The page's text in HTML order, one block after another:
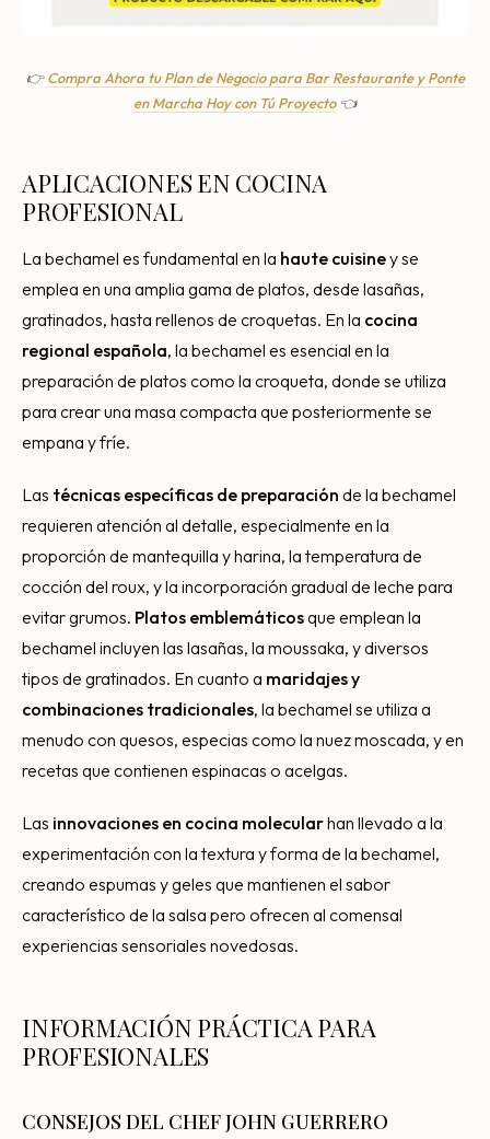
👉Compra Ahora tu Plan de Negocio para Bar Restaurante y Ponte
en Marcha Hoy con Tú Proyecto👈
APLICACIONES EN COCINA
PROFESIONAL
La bechamel es fundamental en la haute cuisiney se
emplea en una amplia gama de platos, desde lasañas,
gratinados, hasta rellenos de croquetas. En la cocina
regional española, la bechamel es esencial en la
preparación de platos como la croqueta, donde se utiliza
para crear una masa compacta que posteriormente se
empana y fríe.
Las técnicas específicas de preparación de la bechamel
requieren atención al detalle, especialmente en la
proporción de mantequilla y harina, la temperatura de
cocción del roux, y la incorporación gradual de leche para
evitar grumos. Platos emblemáticosque emplean la
bechamel incluyen las lasañas, la moussaka, y diversos
tipos de gratinados. En cuanto a maridajes y
combinaciones tradicionales, la bechamel se utiliza a
menudo con quesos, especias como la nuez moscada, y en
recetas que contienen espinacas o acelgas.
Las innovaciones en cocina molecularhan llevado a la
experimentación con la textura y forma de la bechamel,
creando espumas y geles que mantienen el sabor
característico de la salsa pero ofrecen al comensal
experiencias sensoriales novedosas.
INFORMACIÓN PRÁCTICA PARA
PROFESIONALES
CONSEJOS DEL CHEF JOHN GUERRERO